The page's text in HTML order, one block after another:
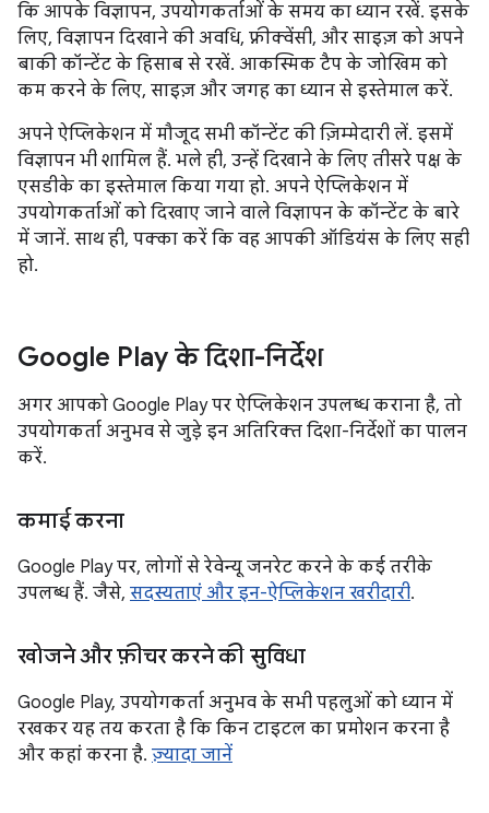
कि आपके विज्ञापन, उपयोगकर्ताओं के समय का ध्यान रखें. इसके
लिए, विज्ञापन दिखाने की अवधि, फ़्रीक्वेंसी, और साइज़ को अपने
बाकी कॉन्टेंट के हिसाब से रखें. आकस्मिक टैप के जोखिम को
कम करने के लिए, साइज़ और जगह का ध्यान से इस्तेमाल करें.
अपने ऐप्लिकेशन में मौजूद सभी कॉन्टेंट की ज़िम्मेदारी लें. इसमें
विज्ञापन भी शामिल हैं. भले ही, उन्हें दिखाने के लिए तीसरे पक्ष के
एसडीके का इस्तेमाल किया गया हो. अपने ऐप्लिकेशन में
उपयोगकर्ताओं को दिखाए जाने वाले विज्ञापन के कॉन्टेंट के बारे
में जानें. साथ ही, पक्का करें कि वह आपकी ऑडियंस के लिए सही
हो.
Google Play के दिशा-निर्देश
अगर आपको Google Play पर ऐप्लिकेशन उपलब्ध कराना है, तो
उपयोगकर्ता अनुभव से जुड़े इन अतिरिक्त दिशा-निर्देशों का पालन
करें.
कमाई करना
Google Play पर, लोगों से रेवेन्यू जनरेट करने के कई तरीके
उपलब्ध हैं. जैसे, सदस्यताएं और इन-ऐप्लिकेशन खरीदारी.
खोजने और फ़ीचर करने की सुविधा
Google Play, उपयोगकर्ता अनुभव के सभी पहलुओं को ध्यान में
रखकर यह तय करता है कि किन टाइटल का प्रमोशन करना है
और कहां करना है. ज़्यादा जानें